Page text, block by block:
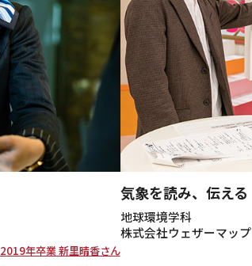
2019年卒業 新里晴香さん
気象を読み、伝える
地球環境学科
株式会社ウェザーマップ